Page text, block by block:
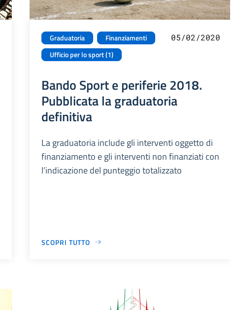
Graduatoria
Finanziamenti
Ufficio per lo sport (1)
05/02/2020
Bando Sport e periferie 2018.
Pubblicata la graduatoria
definitiva
La graduatoria include gli interventi oggetto di
finanziamento e gli interventi non finanziati con
l’indicazione del punteggio totalizzato
SCOPRI TUTTO